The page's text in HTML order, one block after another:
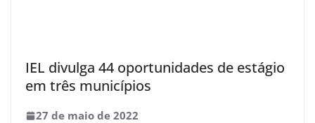
IEL divulga 44 oportunidades de estágio
em três municípios
27 de maio de 2022